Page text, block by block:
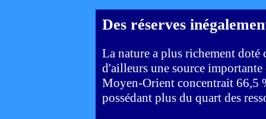
Des réserves
La nature a plus richement doté
d'ailleurs une source
Moyen-Orient concentrait 66,5
possédant plus du quart des